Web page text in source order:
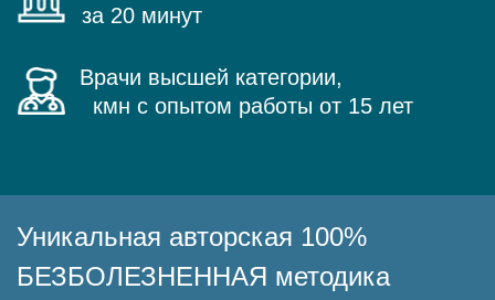
за 20 минут
Врачи высшей категории,
кмн с опытом работы от 15 лет
Уникальная авторская 100%
БЕЗБОЛЕЗНЕННАЯ методика